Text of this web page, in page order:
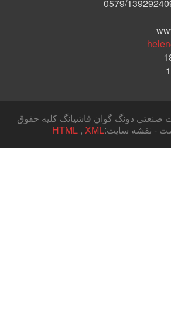
صنعتی دونگ گوان فاشیانگ کلیه حقوق
- نقشه سایت:
HTML , XML